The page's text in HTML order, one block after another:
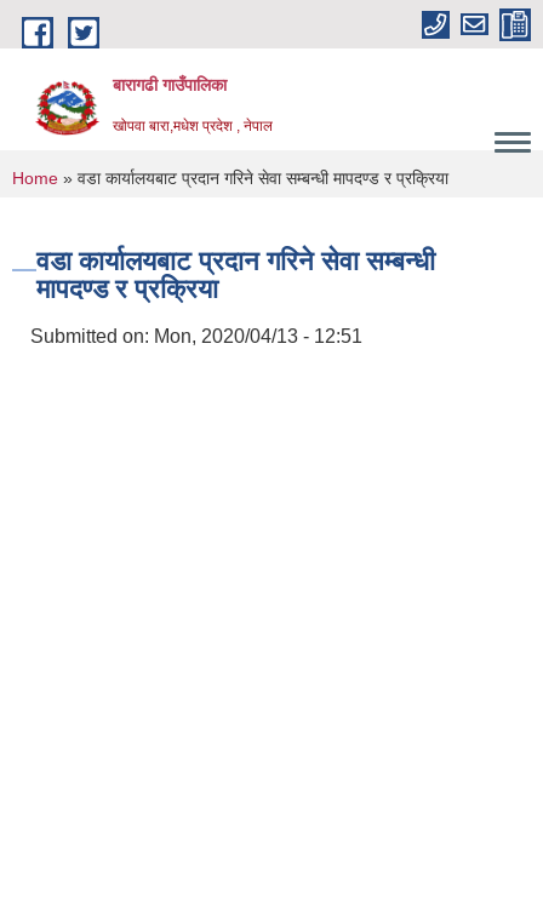
Skip to main content
बारागढी गाउँपालिका
खोपवा बारा,मधेश प्रदेश , नेपाल
You are here
Home » वडा कार्यालयबाट प्रदान गरिने सेवा सम्बन्धी मापदण्ड र प्रक्रिया
वडा कार्यालयबाट प्रदान गरिने सेवा सम्बन्धी
मापदण्ड र प्रक्रिया
Submitted on: Mon, 2020/04/13 - 12:51